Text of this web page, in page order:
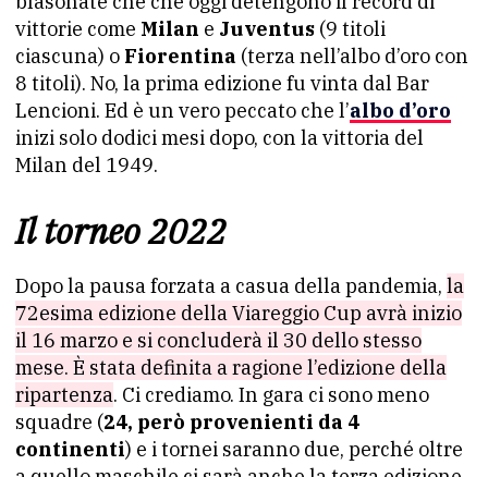
vittorie come Milan e Juventus (9 titoli
ciascuna) o Fiorentina (terza nell’albo d’oro con
8 titoli). No, la prima edizione fu vinta dal Bar
Lencioni. Ed è un vero peccato che l’albo d’oro
inizi solo dodici mesi dopo, con la vittoria del
Milan del 1949.
Il torneo 2022
Dopo la pausa forzata a casua della pandemia, la
72esima edizione della Viareggio Cup avrà inizio
il 16 marzo e si concluderà il 30 dello stesso
mese. È stata definita a ragione l’edizione della
ripartenza. Ci crediamo. In gara ci sono meno
squadre (24, però provenienti da 4
continenti) e i tornei saranno due, perché oltre